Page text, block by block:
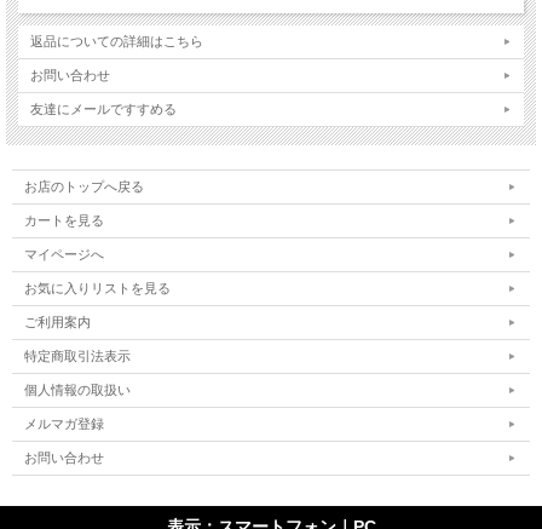
返品についての詳細はこちら
お問い合わせ
友達にメールですすめる
お店のトップへ戻る
カートを見る
マイページへ
お気に入りリストを見る
ご利用案内
特定商取引法表示
個人情報の取扱い
メルマガ登録
お問い合わせ